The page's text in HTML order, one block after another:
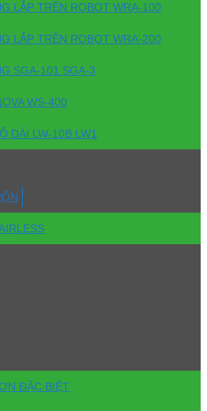
LẮP TRÊN ROBOT WRA-100
LẮP TRÊN ROBOT WRA-200
SGA-101 SGA-3
WS-400
DÀI LW-10B LW1
ĐẶC BIỆT